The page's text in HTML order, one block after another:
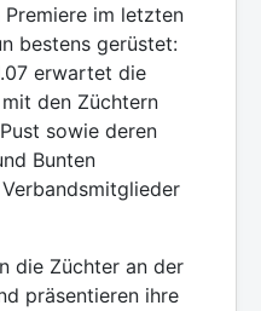
im letzten
bestens gerüstet:
erwartet die
den Züchtern
sowie deren
Bunten
die Züchter an der
präsentieren ihre